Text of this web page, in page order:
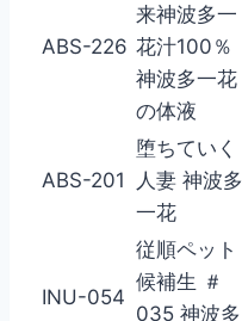
ABS-226
来神波多一
花汁100％
神波多一花
の体液
ABS-201
堕ちていく
人妻 神波多
一花
INU-054
従順ペット
候補生 ＃
035 神波多